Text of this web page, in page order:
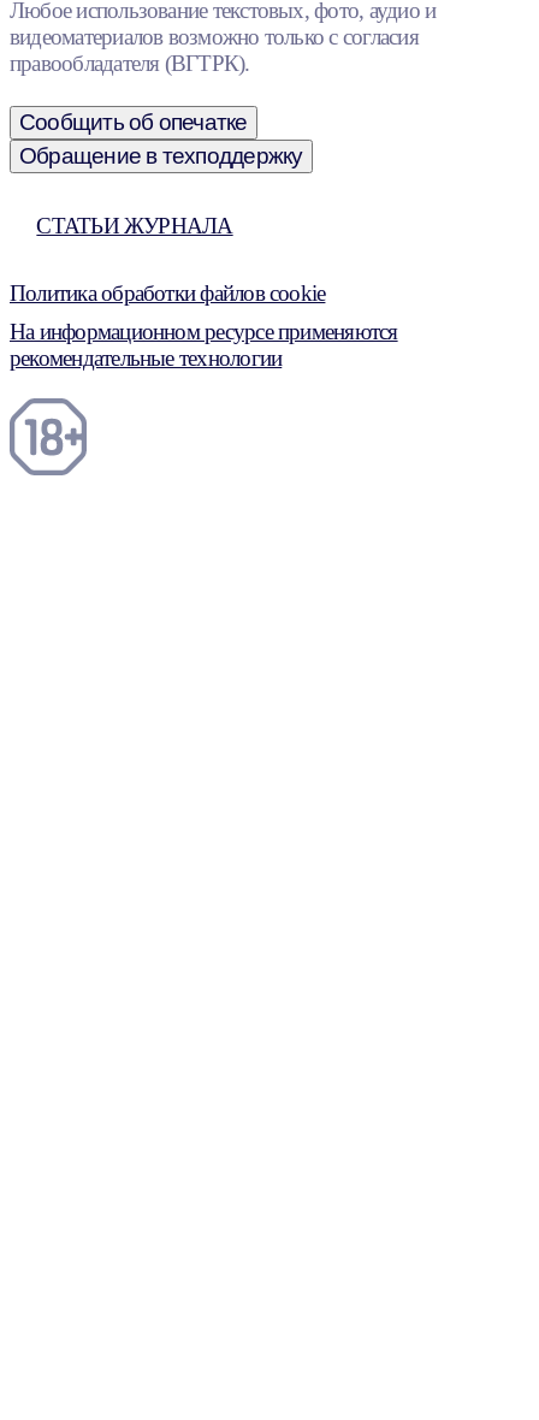
Любое использование текстовых, фото, аудио и
видеоматериалов возможно только с согласия
правообладателя (ВГТРК).
Сообщить об опечатке
Обращение в техподдержку
СТАТЬИ ЖУРНАЛА
Политика обработки файлов cookie
На информационном ресурсе применяются
рекомендательные технологии